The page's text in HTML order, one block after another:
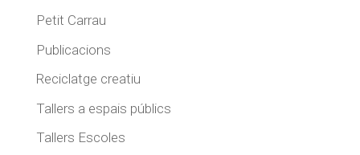
Petit Carrau
Publicacions
Reciclatge creatiu
Tallers a espais públics
Tallers Escoles